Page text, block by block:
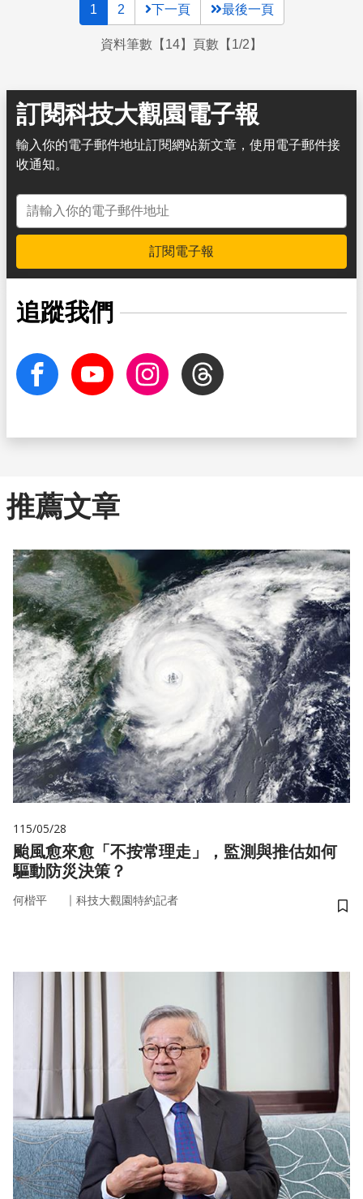
1 2 下一頁 最後一頁
資料筆數【14】頁數【1/2】
訂閱科技大觀園電子報
輸入你的電子郵件地址訂閱網站新文章，使用電子郵件接
收通知。
電子郵件地址
訂閱電子報
追蹤我們
facebook Youtube InstagramThreads
推薦文章
115/05/28
颱風愈來愈「不按常理走」，監測與推估如何
驅動防災決策？
何楷平 ｜ 科技大觀園特約記者
儲